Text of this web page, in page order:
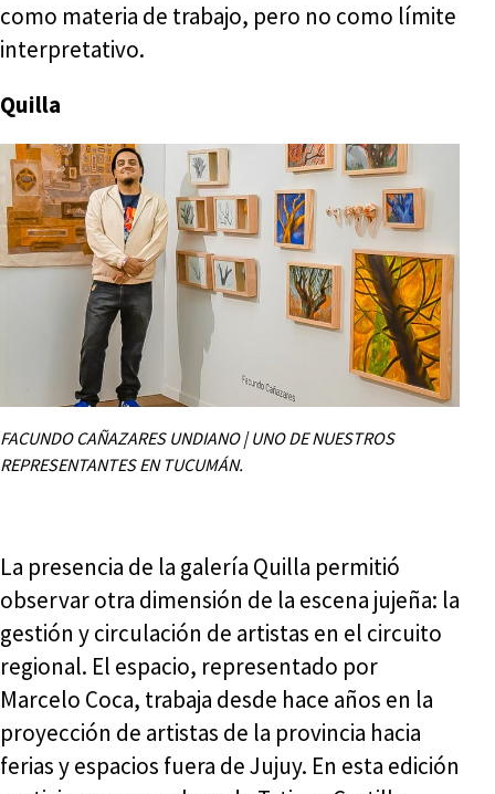
como materia de trabajo, pero no como límite
interpretativo.
Quilla
FACUNDO CAÑAZARES UNDIANO | UNO DE NUESTROS
REPRESENTANTES EN TUCUMÁN.
La presencia de la galería Quilla permitió
observar otra dimensión de la escena jujeña: la
gestión y circulación de artistas en el circuito
regional. El espacio, representado por
Marcelo Coca, trabaja desde hace años en la
proyección de artistas de la provincia hacia
ferias y espacios fuera de Jujuy. En esta edición